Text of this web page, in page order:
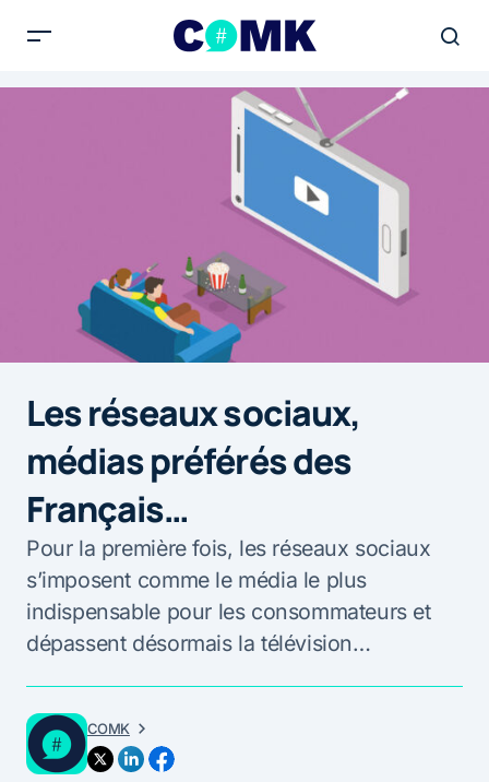
Les réseaux sociaux,
médias préférés des
Français…
Pour la première fois, les réseaux sociaux
s’imposent comme le média le plus
indispensable pour les consommateurs et
dépassent désormais la télévision…
COMK